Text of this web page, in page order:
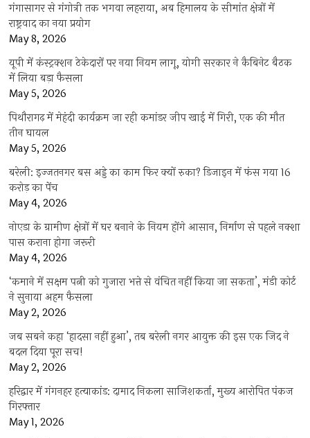
गंगासागर से गंगोत्री तक भगवा लहराया, अब हिमालय के सीमांत क्षेत्रों में
राष्ट्रवाद का नया प्रयोग
May 8, 2026
यूपी में कंस्ट्रक्शन ठेकेदारों पर नया नियम लागू, योगी सरकार ने कैबिनेट बैठक
में लिया बड़ा फैसला
May 5, 2026
पिथौरागढ़ में मेहंदी कार्यक्रम जा रही कमांडर जीप खाई में गिरी, एक की मौत
तीन घायल
May 5, 2026
बरेली: इज्जतनगर बस अड्डे का काम फिर क्यों रुका? डिजाइन में फंस गया 16
करोड़ का पेंच
May 4, 2026
नोएडा के ग्रामीण क्षेत्रों में घर बनाने के नियम होंगे आसान, निर्माण से पहले नक्शा
पास कराना होगा जरूरी
May 4, 2026
‘कमाने में सक्षम पत्नी को गुजारा भत्ते से वंचित नहीं किया जा सकता’, मंडी कोर्ट
ने सुनाया अहम फैसला
May 2, 2026
जब सबने कहा ‘हादसा नहीं हुआ’, तब बरेली नगर आयुक्त की इस एक जिद ने
बदल दिया पूरा सच!
May 2, 2026
हरिद्वार में गंगनहर हत्याकांड: दामाद निकला साजिशकर्ता, मुख्य आरोपित पंकज
गिरफ्तार
May 1, 2026